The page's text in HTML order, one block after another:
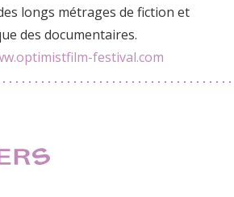
longs métrages de fiction et
des documentaires.
festival.com